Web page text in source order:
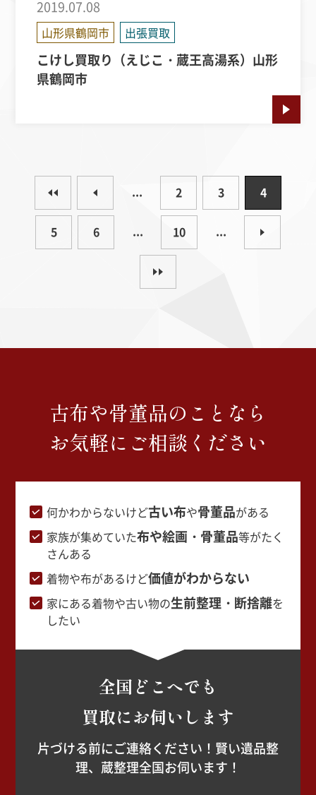
2019.07.08
山形県鶴岡市 出張買取
こけし買取り（えじこ・蔵王高湯系）山形
県鶴岡市
... 2 3 4
5 6 ... 10 ...
古布や骨董品のことなら
お気軽にご相談ください
何かわからないけど古い布や骨董品がある
家族が集めていた布や絵画・骨董品等がたく
さんある
着物や布があるけど価値がわからない
家にある着物や古い物の生前整理・断捨離を
したい
全国どこへでも
買取にお伺いします
片づける前にご連絡ください！賢い遺品整
理、蔵整理全国お伺います！